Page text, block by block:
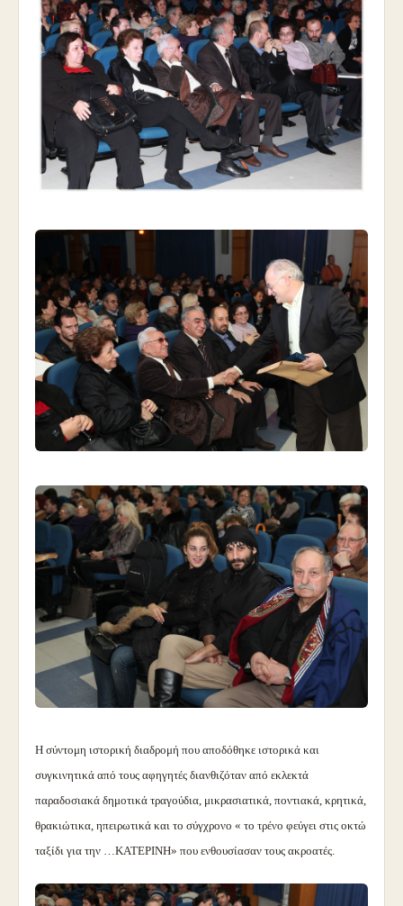
Η σύντομη ιστορική διαδρομή που αποδόθηκε ιστορικά και
συγκινητικά από τους αφηγητές διανθιζόταν από εκλεκτά
παραδοσιακά δημοτικά τραγούδια, μικρασιατικά, ποντιακά, κρητικά,
θρακιώτικα, ηπειρωτικά και το σύγχρονο « το τρένο φεύγει στις οκτώ
ταξίδι για την …ΚΑΤΕΡΙΝΗ» που ενθουσίασαν τους ακροατές.